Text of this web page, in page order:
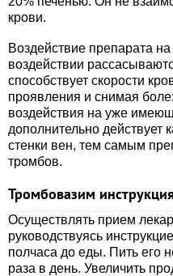
крови.
Воздействие препарата
воздействии
способствует скорости
проявления и снимая
воздействия на уже
дополнительно действует
стенки вен, тем самым
тромбов.
Тромбовазим
Осуществлять прием
руководствуясь
полчаса до еды. Пить его
раза в день. Увеличить